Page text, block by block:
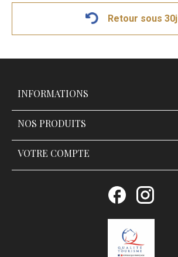
Retour sous 30j
INFORMATIONS
NOS PRODUITS
VOTRE COMPTE
Facebook